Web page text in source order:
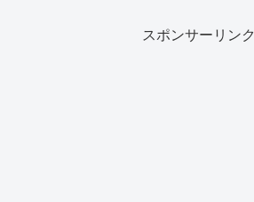
スポンサーリンク